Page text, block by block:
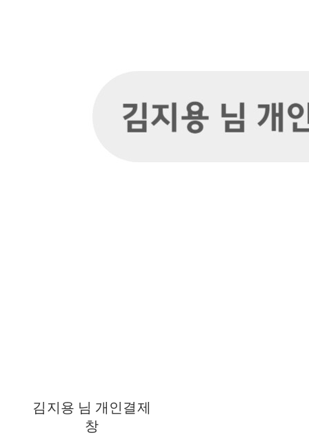
김지용 님 개인결제
창